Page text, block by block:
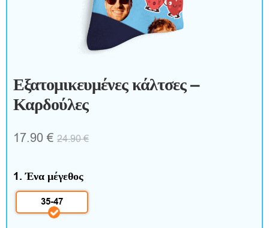
ο
ά
ρ
Εξατομικευμένες κάλτσες –
Καρδούλες
17.90 € 24.90€
1. Ένα μέγεθος
35-47